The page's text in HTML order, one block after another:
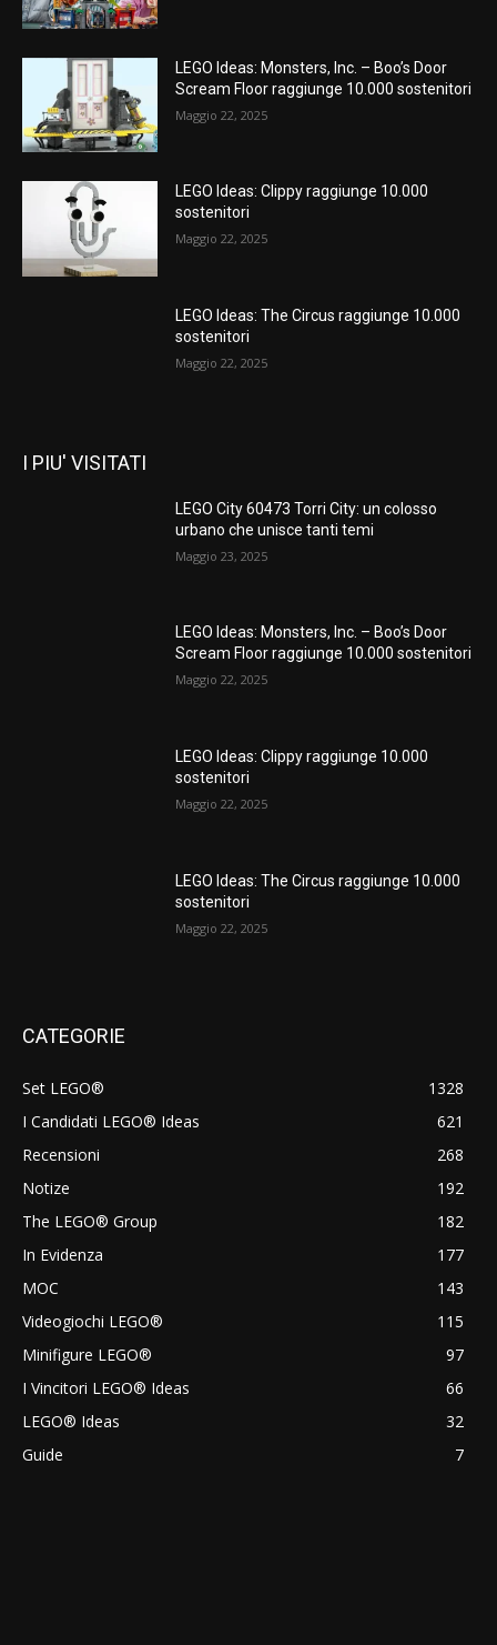
LEGO Ideas: Monsters, Inc. – Boo’s Door
Scream Floor raggiunge 10.000 sostenitori
Maggio 22, 2025
LEGO Ideas: Clippy raggiunge 10.000
sostenitori
Maggio 22, 2025
LEGO Ideas: The Circus raggiunge 10.000
sostenitori
Maggio 22, 2025
I PIU' VISITATI
LEGO City 60473 Torri City: un colosso
urbano che unisce tanti temi
Maggio 23, 2025
LEGO Ideas: Monsters, Inc. – Boo’s Door
Scream Floor raggiunge 10.000 sostenitori
Maggio 22, 2025
LEGO Ideas: Clippy raggiunge 10.000
sostenitori
Maggio 22, 2025
LEGO Ideas: The Circus raggiunge 10.000
sostenitori
Maggio 22, 2025
CATEGORIE
Set LEGO®
1328
I Candidati LEGO® Ideas
621
Recensioni
268
Notize
192
The LEGO® Group
182
In Evidenza
177
MOC
143
Videogiochi LEGO®
115
Minifigure LEGO®
97
I Vincitori LEGO® Ideas
66
LEGO® Ideas
32
Guide
7